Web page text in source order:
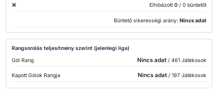
Elhibázott 0 / 0 büntetőt
Büntető sikerességi arány: Nincs adat
Rangsorolás teljesítmény szerint (jelenlegi liga)
Gól Rang
Nincs adat/ 461 Játékosok
Kapott Gólok Rangja Nincs adat/ 197 Játékosok